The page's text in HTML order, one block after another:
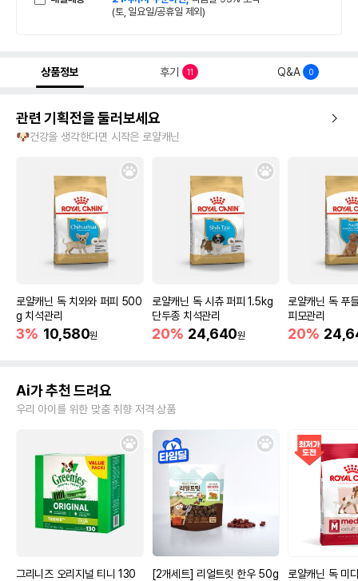
(토, 일요일/공휴일 제외)
상품정보 후기 11 Q&A 0
관련 기획전을 둘러보세요
🐶건강을 생각한다면 시작은 로얄캐닌
로얄캐닌 독 치와와 퍼피 500
g 치석관리
3% 10,580원
로얄캐닌 독 시츄 퍼피 1.5kg
단두종 치석관리
20% 24,640원
로얄캐닌 독 푸
피모관리
20%
Ai가 추천 드려요
우리 아이를 위한 맞춤 취향 저격 상품
그리니즈 오리지널 티니 130
[2개세트] 리얼트릿 한우 50g
로얄캐닌 독 미